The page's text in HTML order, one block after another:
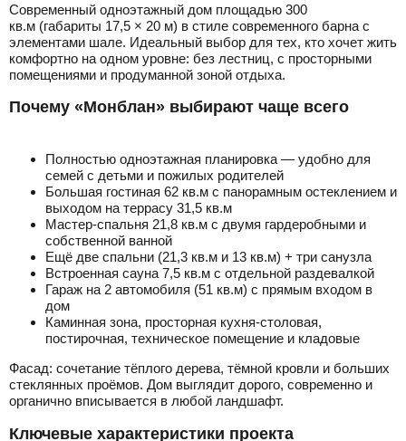
Современный одноэтажный дом площадью 300
кв.м (габариты 17,5 × 20 м) в стиле современного барна с
элементами шале. Идеальный выбор для тех, кто хочет жить
комфортно на одном уровне: без лестниц, с просторными
помещениями и продуманной зоной отдыха.
Почему «Монблан» выбирают чаще всего
Полностью одноэтажная планировка — удобно для
семей с детьми и пожилых родителей
Большая гостиная 62 кв.м с панорамным остеклением и
выходом на террасу 31,5 кв.м
Мастер-спальня 21,8 кв.м с двумя гардеробными и
собственной ванной
Ещё две спальни (21,3 кв.м и 13 кв.м) + три санузла
Встроенная сауна 7,5 кв.м с отдельной раздевалкой
Гараж на 2 автомобиля (51 кв.м) с прямым входом в
дом
Каминная зона, просторная кухня-столовая,
постирочная, техническое помещение и кладовые
Фасад: сочетание тёплого дерева, тёмной кровли и больших
стеклянных проёмов. Дом выглядит дорого, современно и
органично вписывается в любой ландшафт.
Ключевые характеристики проекта